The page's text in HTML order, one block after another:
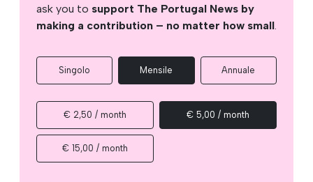
ask you to support The Portugal News by
making a contribution – no matter how small.
Singolo Mensile Annuale
€ 2,50 / month € 5,00 / month
€ 15,00 / month